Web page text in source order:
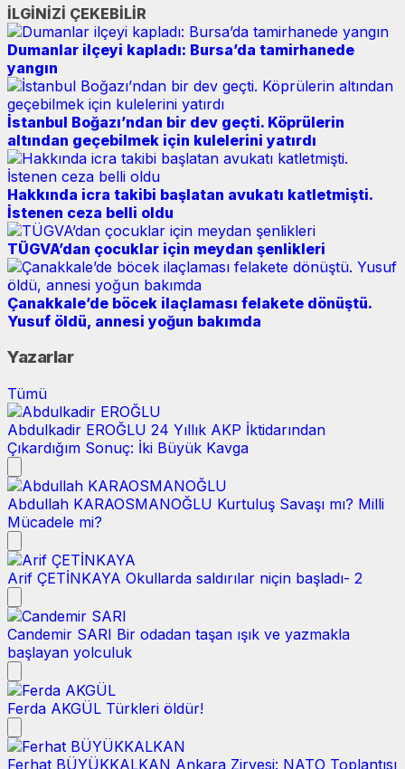
İLGİNİZİ ÇEKEBİLİR
Dumanlar ilçeyi kapladı: Bursa’da tamirhanede
yangın
İstanbul Boğazı’ndan bir dev geçti. Köprülerin
altından geçebilmek için kulelerini yatırdı
Hakkında icra takibi başlatan avukatı katletmişti.
İstenen ceza belli oldu
TÜGVA’dan çocuklar için meydan şenlikleri
Çanakkale’de böcek ilaçlaması felakete dönüştü.
Yusuf öldü, annesi yoğun bakımda
Yazarlar
Tümü
Abdulkadir EROĞLU 24 Yıllık AKP İktidarından
Çıkardığım Sonuç: İki Büyük Kavga
Abdullah KARAOSMANOĞLU Kurtuluş Savaşı mı? Milli
Mücadele mi?
Arif ÇETİNKAYA Okullarda saldırılar niçin başladı- 2
Candemir SARI Bir odadan taşan ışık ve yazmakla
başlayan yolculuk
Ferda AKGÜL Türkleri öldür!
Ferhat BÜYÜKKALKAN Ankara Zirvesi: NATO Toplantısı